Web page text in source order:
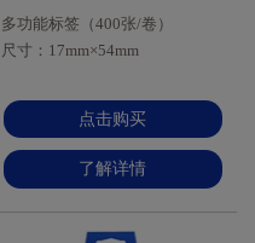
多功能标签（400张/卷）
尺寸：17mm×54mm
黑字
点击购买
了解详情